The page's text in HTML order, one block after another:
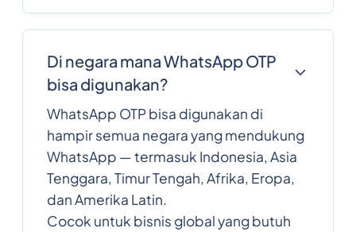
Di negara mana WhatsApp OTP
bisa digunakan?
WhatsApp OTP bisa digunakan di
hampir semua negara yang mendukung
WhatsApp — termasuk Indonesia, Asia
Tenggara, Timur Tengah, Afrika, Eropa,
dan Amerika Latin.
Cocok untuk bisnis global yang butuh